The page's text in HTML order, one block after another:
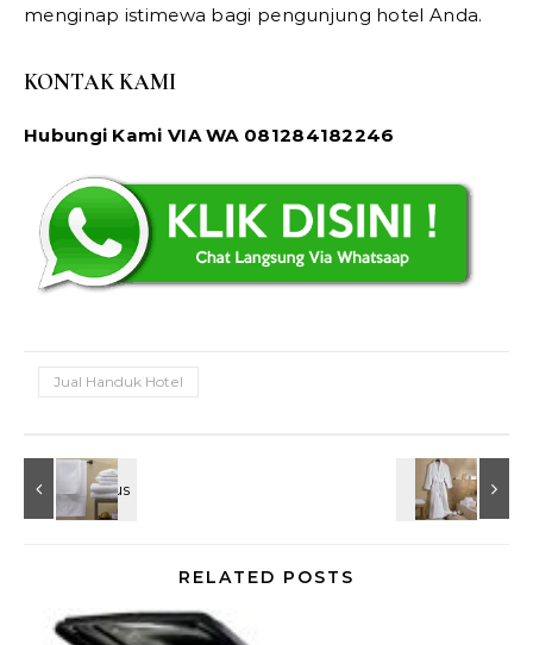
menginap istimewa bagi pengunjung hotel Anda.
KONTAK KAMI
Hubungi Kami VIA WA 081284182246
Jual Handuk Hotel
RELATED POSTS